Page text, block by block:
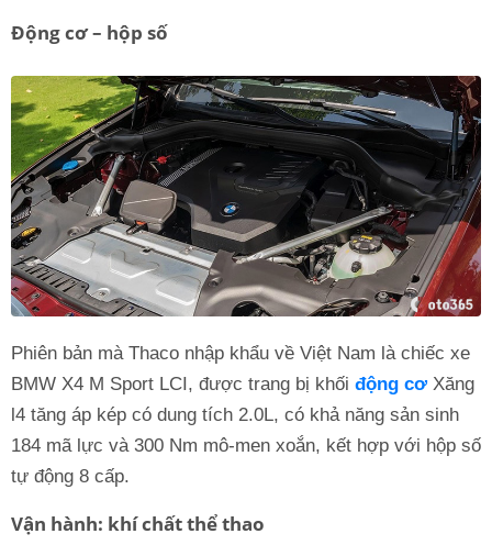
Động cơ – hộp số
Phiên bản mà Thaco nhập khẩu về Việt Nam là chiếc xe
BMW X4 M Sport LCI, được trang bị khối động cơXăng
l4 tăng áp kép có dung tích 2.0L, có khả năng sản sinh
184 mã lực và 300 Nm mô-men xoắn, kết hợp với hộp số
tự động 8 cấp.
Vận hành: khí chất thể thao